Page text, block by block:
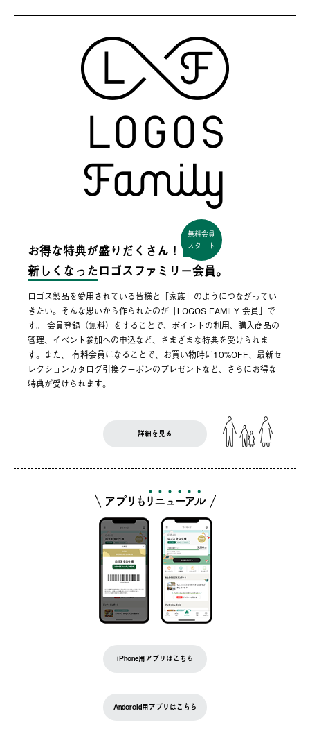
お得な特典が盛りだくさん！
無料会員
スタート
新しくなった ロゴスファミリー会員。
ロゴス製品を愛用されている皆様と「家族」のようにつながってい
きたい。そんな思いから作られたのが「LOGOS FAMILY 会員」で
す。 会員登録（無料）をすることで、ポイントの利用、購入商品の
管理、イベント参加への申込など、さまざまな特典を受けられま
す。また、 有料会員になることで、お買い物時に10%OFF、最新セ
レクションカタログ引換クーポンのプレゼントなど、さらにお得な
特典が受けられます。
詳細を見る
iPhone用アプリはこちら
Andoroid用アプリはこちら